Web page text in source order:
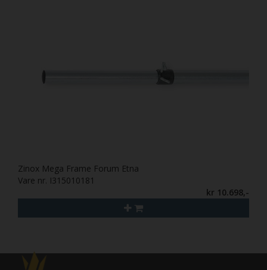
Zinox Mega Frame Forum Etna
Vare nr. I315010181
kr 10.698,-